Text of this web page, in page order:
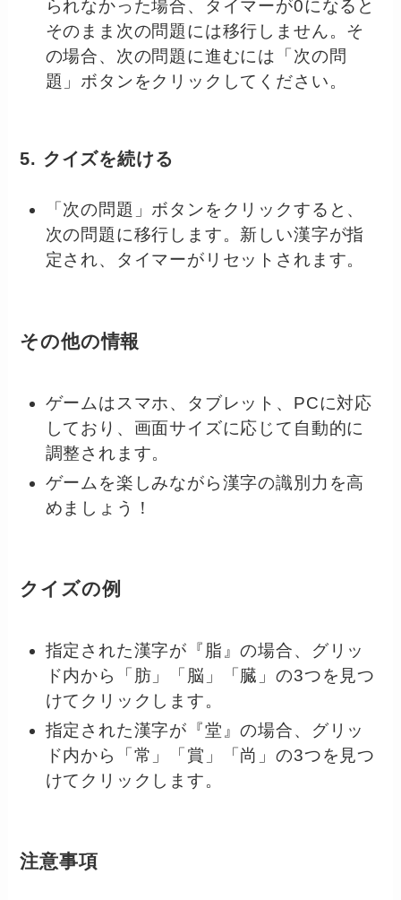
られなかった場合、タイマーが0になると
そのまま次の問題には移行しません。そ
の場合、次の問題に進むには「次の問
題」ボタンをクリックしてください。
5. クイズを続ける
「次の問題」ボタンをクリックすると、
次の問題に移行します。新しい漢字が指
定され、タイマーがリセットされます。
その他の情報
ゲームはスマホ、タブレット、PCに対応
しており、画面サイズに応じて自動的に
調整されます。
ゲームを楽しみながら漢字の識別力を高
めましょう！
クイズの例
指定された漢字が『脂』の場合、グリッ
ド内から「肪」「脳」「臓」の3つを見つ
けてクリックします。
指定された漢字が『堂』の場合、グリッ
ド内から「常」「賞」「尚」の3つを見つ
けてクリックします。
注意事項